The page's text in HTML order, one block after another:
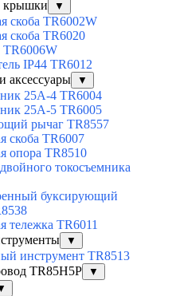
крышки ▼
скоба TR6002W
скоба TR6020
TR6006W
IP44 TR6012
аксессуары
▼
25А-4 TR6004
25А-5 TR6005
рычаг TR8557
скоба TR6007
опора TR8510
токосъемника
буксирующий
тележка TR6011
▼
инструмент TR8513
TR85H5P
▼